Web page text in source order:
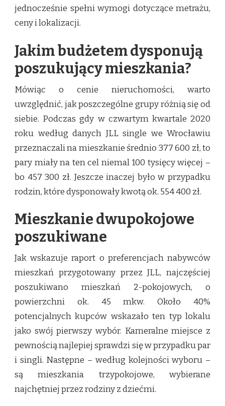
jednocześnie spełni wymogi dotyczące metrażu,
ceny i lokalizacji.
Jakim budżetem dysponują
poszukujący mieszkania?
Mówiąc o cenie nieruchomości, warto
uwzględnić, jak poszczególne grupy różnią się od
siebie. Podczas gdy w czwartym kwartale 2020
roku według danych JLL single we Wrocławiu
przeznaczali na mieszkanie średnio 377 600 zł, to
pary miały na ten cel niemal 100 tysięcy więcej –
bo 457 300 zł. Jeszcze inaczej było w przypadku
rodzin, które dysponowały kwotą ok. 554 400 zł.
Mieszkanie dwupokojowe
poszukiwane
Jak wskazuje raport o preferencjach nabywców
mieszkań przygotowany przez JLL, najczęściej
poszukiwano mieszkań 2-pokojowych, o
powierzchni ok. 45 mkw. Około 40%
potencjalnych kupców wskazało ten typ lokalu
jako swój pierwszy wybór. Kameralne miejsce z
pewnością najlepiej sprawdzi się w przypadku par
i singli. Następne – według kolejności wyboru –
są mieszkania trzypokojowe, wybierane
najchętniej przez rodziny z dziećmi.